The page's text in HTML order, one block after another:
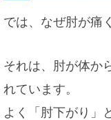
では、なぜ肘が痛
それは、肘が体か
れています。
よく「肘下がり」